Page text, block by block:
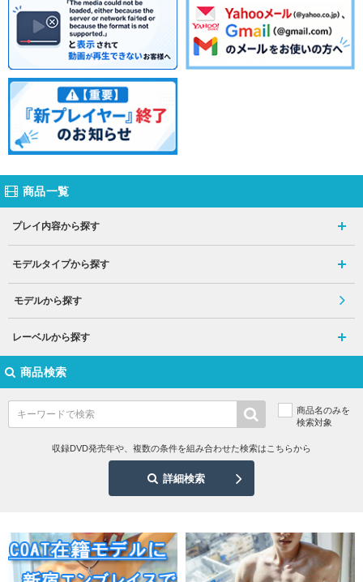
商品一覧
プレイ内容から探す
モデルタイプから探す
モデルから探す
レーベルから探す
商品検索
商品名のみを
検索対象
収録DVD発売年や、複数の条件を組み合わせた検索はこちらから
詳細検索